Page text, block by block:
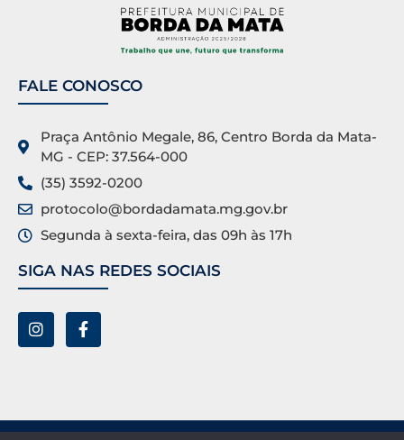
FALE CONOSCO
Praça Antônio Megale, 86, Centro Borda da Mata-
MG - CEP: 37.564-000
(35) 3592-0200
protocolo@bordadamata.mg.gov.br
Segunda à sexta-feira, das 09h às 17h
SIGA NAS REDES SOCIAIS